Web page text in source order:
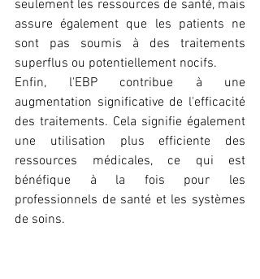
seulement les ressources de santé, mais
assure également que les patients ne
sont pas soumis à des traitements
superflus ou potentiellement nocifs.
Enfin, l'EBP contribue à une
augmentation significative de l'efficacité
des traitements. Cela signifie également
une utilisation plus efficiente des
ressources médicales, ce qui est
bénéfique à la fois pour les
professionnels de santé et les systèmes
de soins.